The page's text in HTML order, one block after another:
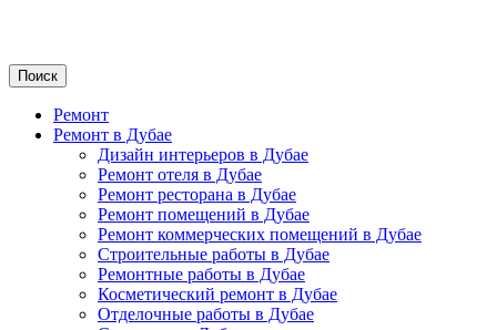
Поиск
Ремонт
Ремонт в Дубае
Дизайн интерьеров в Дубае
Ремонт отеля в Дубае
Ремонт ресторана в Дубае
Ремонт помещений в Дубае
Ремонт коммерческих помещений в Дубае
Строительные работы в Дубае
Ремонтные работы в Дубае
Косметический ремонт в Дубае
Отделочные работы в Дубае